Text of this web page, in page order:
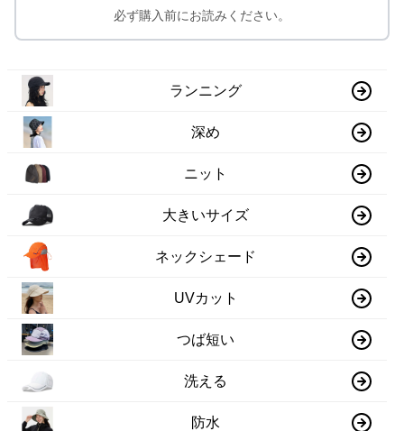
必ず購入前にお読みください。
ランニング
深め
ニット
大きいサイズ
ネックシェード
UVカット
つば短い
洗える
防水